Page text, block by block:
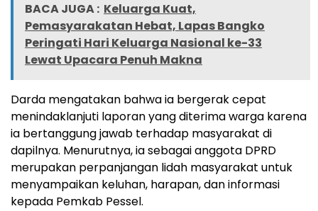
BACA JUGA : Keluarga Kuat,
Pemasyarakatan Hebat, Lapas Bangko
Peringati Hari Keluarga Nasional ke-33
Lewat Upacara Penuh Makna
Darda mengatakan bahwa ia bergerak cepat
menindaklanjuti laporan yang diterima warga karena
ia bertanggung jawab terhadap masyarakat di
dapilnya. Menurutnya, ia sebagai anggota DPRD
merupakan perpanjangan lidah masyarakat untuk
menyampaikan keluhan, harapan, dan informasi
kepada Pemkab Pessel.